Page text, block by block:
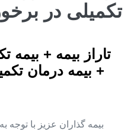
تکمیلی در
تاراز بیمه + بیمه
+ بیمه درمان
بیمه گذاران عزیز با توجه